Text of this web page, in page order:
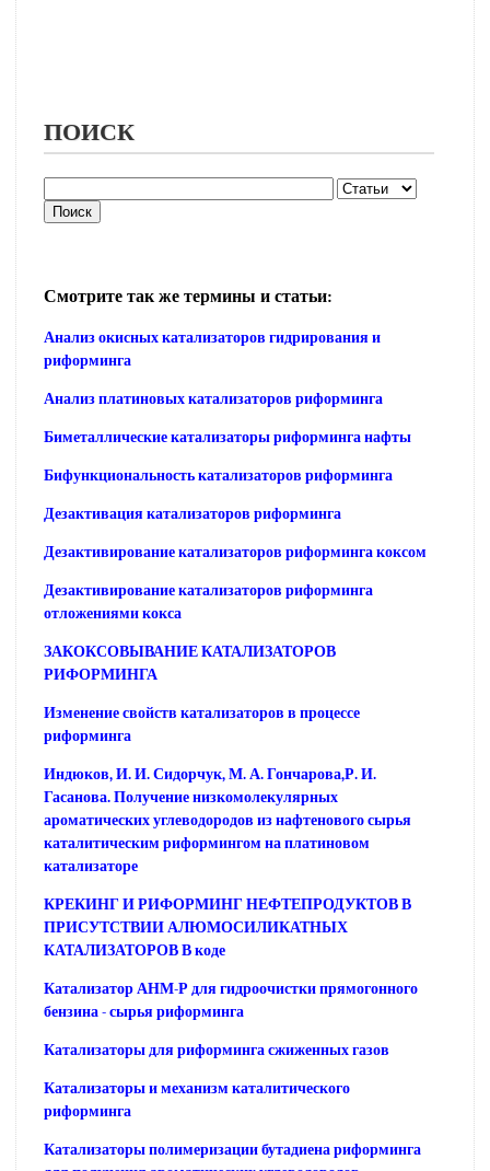
ПОИСК
Смотрите так же термины и статьи:
Анализ окисных катализаторов гидрирования и
риформинга
Анализ платиновых катализаторов риформинга
Биметаллические катализаторы риформинга нафты
Бифункциональность катализаторов риформинга
Дезактивация катализаторов риформинга
Дезактивирование катализаторов риформинга коксом
Дезактивирование катализаторов риформинга
отложениями кокса
ЗАКОКСОВЫВАНИЕ КАТАЛИЗАТОРОВ
РИФОРМИНГА
Изменение свойств катализаторов в процессе
риформинга
Индюков, И. И. Сидорчук, М. А. Гончарова,Р. И.
Гасанова. Получение низкомолекулярных
ароматических углеводородов из нафтенового сырья
каталитическим риформингом на платиновом
катализаторе
КРЕКИНГ И РИФОРМИНГ НЕФТЕПРОДУКТОВ В
ПРИСУТСТВИИ АЛЮМОСИЛИКАТНЫХ
КАТАЛИЗАТОРОВ В коде
Катализатор АНМ-Р для гидроочистки прямогонного
бензина - сырья риформинга
Катализаторы для риформинга сжиженных газов
Катализаторы и механизм каталитического
риформинга
Катализаторы полимеризации бутадиена риформинга